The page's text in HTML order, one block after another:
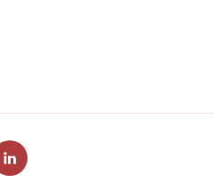
LinkedIn